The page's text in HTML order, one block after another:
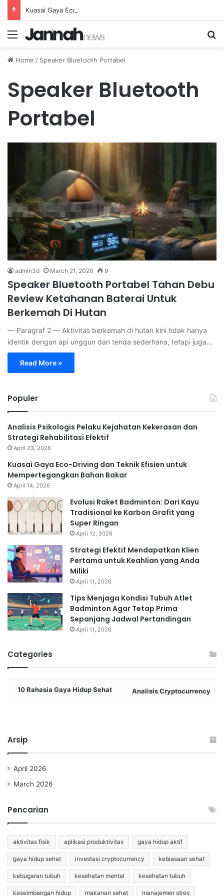
Menu
Home / Speaker Bluetooth Portabel
Speaker Bluetooth
Portabel
admin3d March 21, 2026 9
Speaker Bluetooth Portabel Tahan Debu
Review Ketahanan Baterai Untuk
Berkemah Di Hutan
— Paragraf 2 — Aktivitas berkemah di hutan kini tidak hanya
identik dengan api unggun dan tenda sederhana, tetapi juga…
Read More »
Populer
Analisis Psikologis Pelaku Kejahatan Kekerasan dan
Strategi Rehabilitasi Efektif
April 23, 2026
Kuasai Gaya Eco-Driving dan Teknik Efisien untuk
Mempertegangkan Bahan Bakar
April 14, 2026
Evolusi Raket Badminton: Dari Kayu
Tradisional ke Karbon Grafit yang
Super Ringan
April 12, 2026
Strategi Efektif Mendapatkan Klien
Pertama untuk Keahlian yang Anda
Miliki
April 11, 2026
Tips Menjaga Kondisi Tubuh Atlet
Badminton Agar Tetap Prima
Sepanjang Jadwal Pertandingan
April 11, 2026
Categories
10 Rahasia Gaya Hidup Sehat Analisis Cryptocurrency
Arsip
April 2026
March 2026
Pencarian
aktivitas fisik aplikasi produktivitas gaya hidup aktif
gaya hidup sehat investasi cryptocurrency kebiasaan sehat
kebugaran tubuh kesehatan mental kesehatan tubuh
keseimbangan hidup makanan sehat manajemen stres